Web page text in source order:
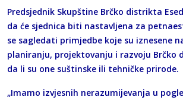
Predsjednik Skupštine Brčko distrikta
da će sjednica biti nastavljena za
se sagledati primjedbe koje su iznesene
planiranju, projektovanju i razvoju Brčko
da li su one suštinske ili tehničke prirode.
„Imamo izvjesnih nerazumijevanja u